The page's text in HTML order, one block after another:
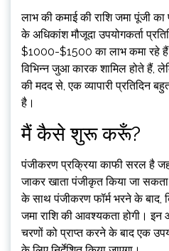
लाभ की कमाई की राशि जमा पूंजी का
के अधिकांश मौजूदा उपयोगकर्ता
$1000-$1500 का लाभ कमा रहे
विभिन्न जुआ कारक शामिल होते हैं,
की मदद से, एक व्यापारी प्रतिदिन
है।
मैं कैसे शुरू करूँ?
पंजीकरण प्रक्रिया काफी सरल है
जाकर खाता पंजीकृत किया जा
के साथ पंजीकरण फॉर्म भरने के बाद,
जमा राशि की आवश्यकता होगी।
चरणों को प्राप्त करने के बाद एक